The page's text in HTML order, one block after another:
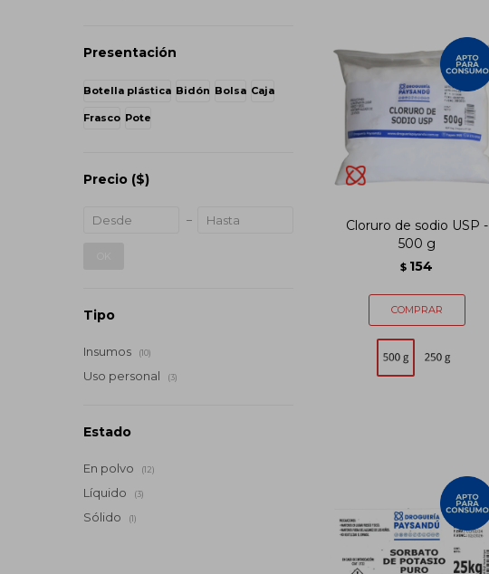
Cloruro de sodio USP -
500 g
$ 154
Presentación
Botella plástica Bidón Bolsa Caja
Frasco Pote
Precio ($)
Tipo
Insumos (10)
Uso personal (3)
Estado
En polvo (12)
Líquido (3)
Sólido (1)